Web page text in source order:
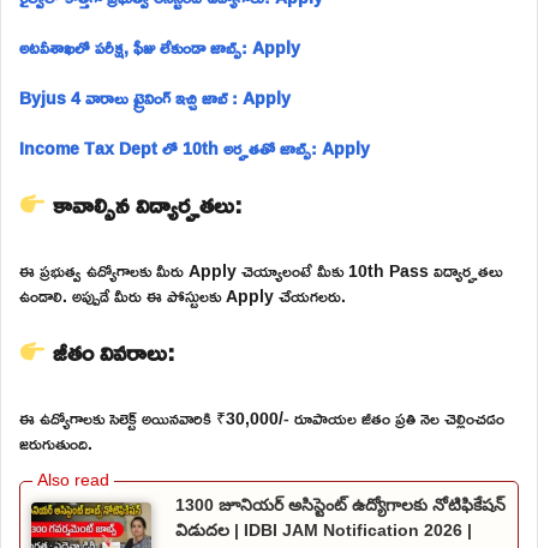
అటవీశాఖలో పరీక్ష, ఫీజు లేకుండా జాబ్స్: Apply
Byjus 4 వారాలు ట్రైనింగ్ ఇచ్చి జాబ్ : Apply
Income Tax Dept లో 10th అర్హతతో జాబ్స్: Apply
కావాల్సిన విద్యార్హతలు:
ఈ ప్రభుత్వ ఉద్యోగాలకు మీరు Apply చెయ్యాలంటే మీకు 10th Pass విద్యార్హతలు
ఉండాలి. అప్పుడే మీరు ఈ పోస్టులకు Apply చేయగలరు.
జీతం వివరాలు:
ఈ ఉద్యోగాలకు సెలెక్ట్ అయినవారికి ₹30,000/- రూపాయల జీతం ప్రతి నెల చెల్లించడం
జరుగుతుంది.
1300 జూనియర్ అసిస్టెంట్ ఉద్యోగాలకు నోటిఫికేషన్
విడుదల | IDBI JAM Notification 2026 |